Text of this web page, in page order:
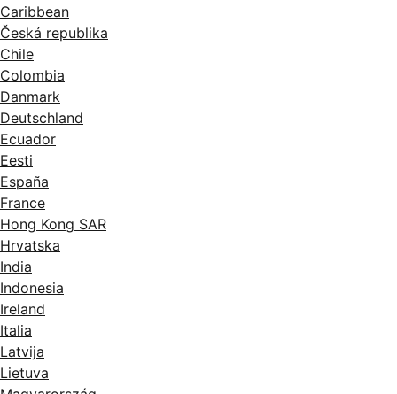
Caribbean
Česká republika
Chile
Colombia
Danmark
Deutschland
Ecuador
Eesti
España
France
Hong Kong SAR
Hrvatska
India
Indonesia
Ireland
Italia
Latvija
Lietuva